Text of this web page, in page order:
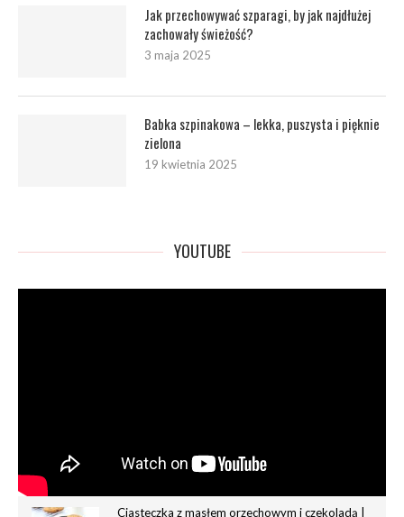
Jak przechowywać szparagi, by jak najdłużej
zachowały świeżość?
3 maja 2025
Babka szpinakowa – lekka, puszysta i pięknie
zielona
19 kwietnia 2025
YOUTUBE
Ciasteczka z masłem orzechowym i czekoladą |